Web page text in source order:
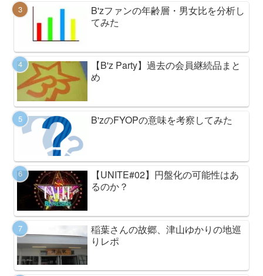
B'zファンの年齢層・男女比を分析し
てみた
【B'z Party】過去の会員継続品まと
め
B'zのFYOPの意味を考察してみた
【UNITE#02】円盤化の可能性はあ
るのか？
稲葉さんの故郷、津山ゆかりの地巡
りレポ